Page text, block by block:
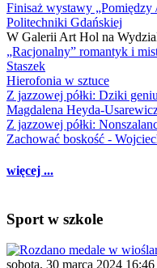
Finisaż wystawy
Politechniki Gdańskiej
W Galerii Art Hol na
„Racjonalny” romantyk i
Staszek
Hierofonia w sztuce
Z jazzowej półki: Dziki
Magdalena Heyda-
Z jazzowej półki:
Zachować boskość -
więcej ...
Sport w szkole
sobota, 30 marca 2024 16:46